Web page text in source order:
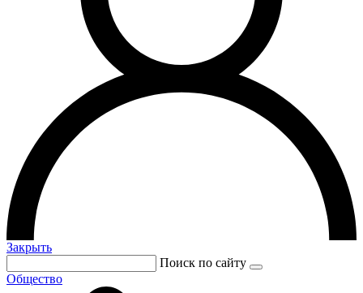
Закрыть
Поиск по сайту
Общество